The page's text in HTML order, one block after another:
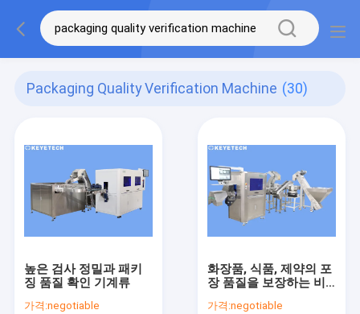
Packaging Quality Verification Machine (30)
높은 검사 정밀과 패키
징 품질 확인 기계류
가격:negotiable
화장품, 식품, 제약의 포
장 품질을 보장하는 비
가격:negotiable